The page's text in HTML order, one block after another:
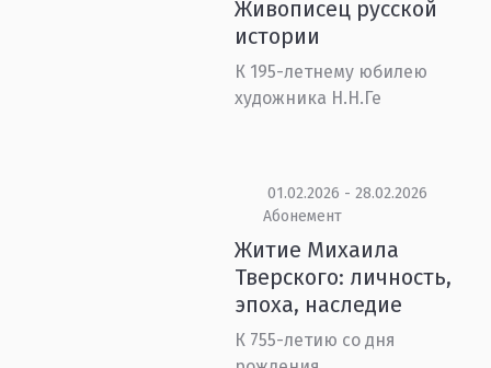
Живописец русской
истории
К 195-летнему юбилею
художника Н.Н.Ге
01.02.2026 - 28.02.2026
Абонемент
Житие Михаила
Тверского: личность,
эпоха, наследие
К 755-летию со дня